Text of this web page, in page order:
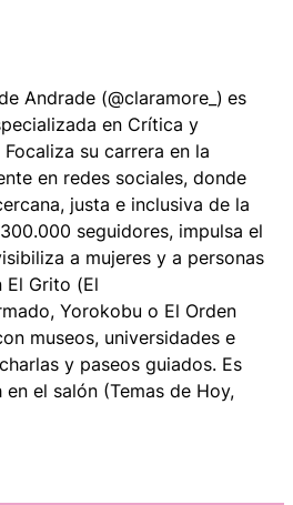
Andrade (@claramore_) es
en Crítica y
su carrera en la
en redes sociales, donde
justa e inclusiva de la
seguidores, impulsa el
a mujeres y a personas
El Grito (El
, Yorokobu o El Orden
museos, universidades e
y paseos guiados. Es
en el salón (Temas de Hoy,